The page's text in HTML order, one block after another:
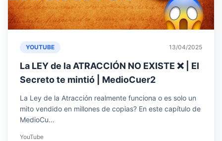
YOUTUBE 13/04/2025
La LEY de la ATRACCIÓN NO EXISTE ❌ | El
Secreto te mintió | MedioCuer2
La Ley de la Atracción realmente funciona o es solo un
mito vendido en millones de copias? En este capítulo de
MedioCu...
YouTube